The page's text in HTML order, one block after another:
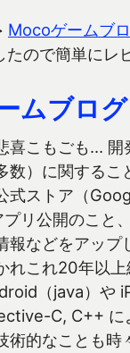
Mocoゲームブ
ので簡単にレ
ムブログ
喜こもごも… 開
数）に関するこ
式ストア（
リ公開のこと
報などをアップ
れこれ20年以
（java）や
C, C++ に
術的なことも時